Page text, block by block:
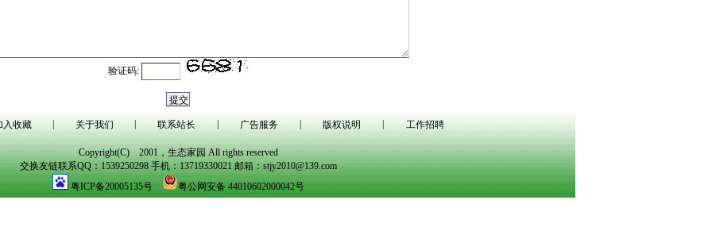
验证码:
入收藏 关于我们 联系站长 广告服务 版权说明 工作招聘
Copyright(C) 2001，生态家园 All rights reserved
交换友链联系QQ：1539250298 手机：13719330021 邮箱：stjy2010@139.com
粤ICP备20005135号
粤公网安备 44010602000042号